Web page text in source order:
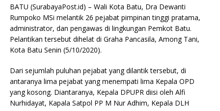
BATU (SurabayaPost.id) – Wali Kota Batu, Dra Dewanti
Rumpoko MSi melantik 26 pejabat pimpinan tinggi pratama,
administrator, dan pengawas di lingkungan Pemkot Batu.
Pelantikan tersebut dihelat di Graha Pancasila, Among Tani,
Kota Batu Senin (5/10/2020).
Dari sejumlah puluhan pejabat yang dilantik tersebut, di
antaranya lima pejabat yang menempati lima Kepala OPD
yang kosong. Diantaranya, Kepala DPUPR diisi oleh Alfi
Nurhidayat, Kapala Satpol PP M Nur Adhim, Kepala DLH